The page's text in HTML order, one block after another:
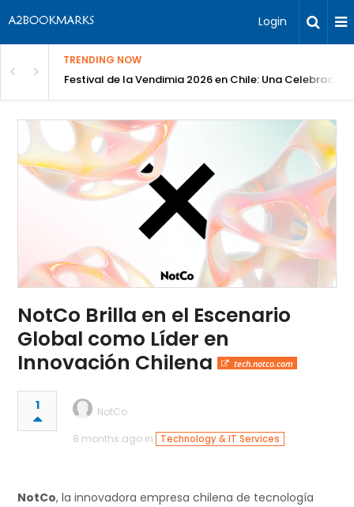
Login
TRENDING NOW
Festival de la Vendimia 2026 en Chile: Una Celebración
NotCo Brilla en el Escenario
Global como Líder en
Innovación Chilena
tech.notco.com
1
NotCo
8 months ago in
Technology & IT Services
NotCo, la innovadora empresa chilena de tecnología